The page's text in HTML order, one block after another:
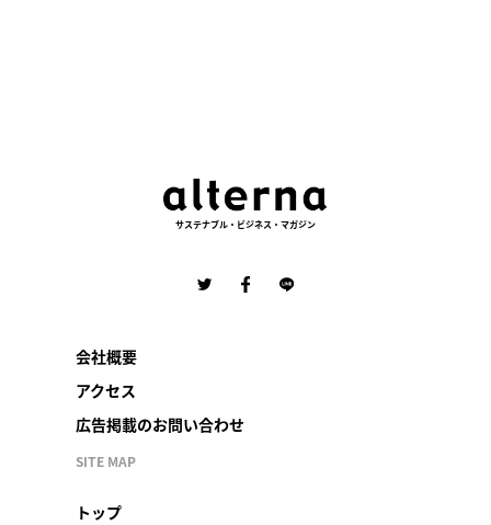
サステナブル・ビジネス・マガジン
会社概要
アクセス
広告掲載のお問い合わせ
SITE MAP
トップ